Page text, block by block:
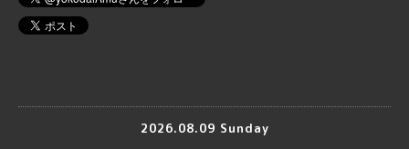
2026.08.09 Sunday